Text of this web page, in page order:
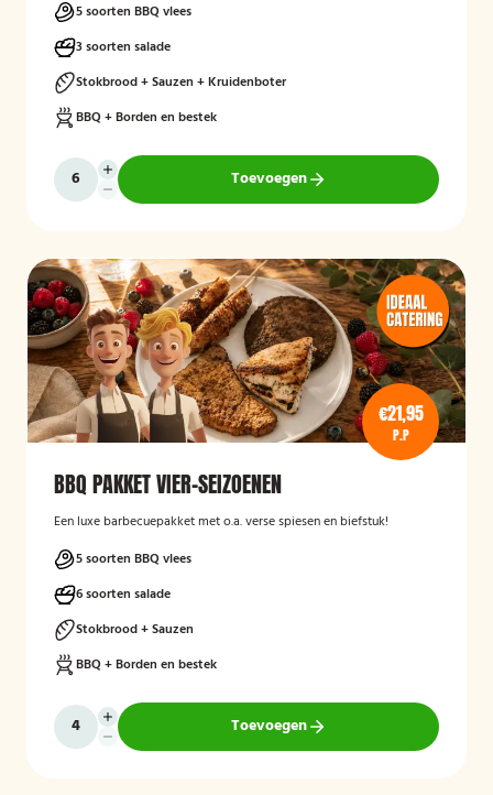
5 soorten BBQ vlees
3 soorten salade
Stokbrood + Sauzen + Kruidenboter
BBQ + Borden en bestek
Toevoegen
€21,95
P.P
BBQ PAKKET VIER-SEIZOENEN
Een luxe barbecuepakket met o.a. verse spiesen en biefstuk!
5 soorten BBQ vlees
6 soorten salade
Stokbrood + Sauzen
BBQ + Borden en bestek
Toevoegen